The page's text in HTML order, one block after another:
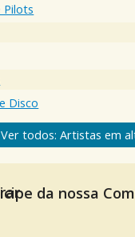
Pilots
Disco
Ver todos: Artistas em
da nossa